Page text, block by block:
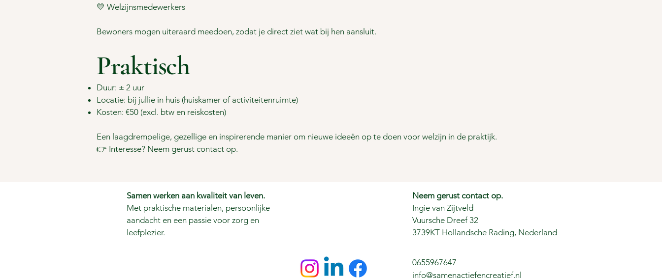
💛 Welzijnsmedewerkers
Bewoners mogen uiteraard meedoen, zodat je direct ziet wat bij hen aansluit.
Praktisch
Duur: ± 2 uur
Locatie: bij jullie in huis (huiskamer of activiteitenruimte)
Kosten: €50 (excl. btw en reiskosten)
Een laagdrempelige, gezellige en inspirerende manier om nieuwe ideeën op te doen voor welzijn in de praktijk.
👉 Interesse? Neem gerust contact op.
Samen werken aan kwaliteit van leven.
Met praktische materialen, persoonlijke
aandacht en een passie voor zorg en
leefplezier.
Neem gerust contact op.
Ingie van Zijtveld
Vuursche Dreef 32
3739KT Hollandsche Rading, Nederland
0655967647
info@samenactiefencreatief.nl